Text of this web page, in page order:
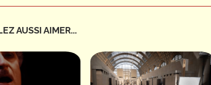
AUSSI AIMER...